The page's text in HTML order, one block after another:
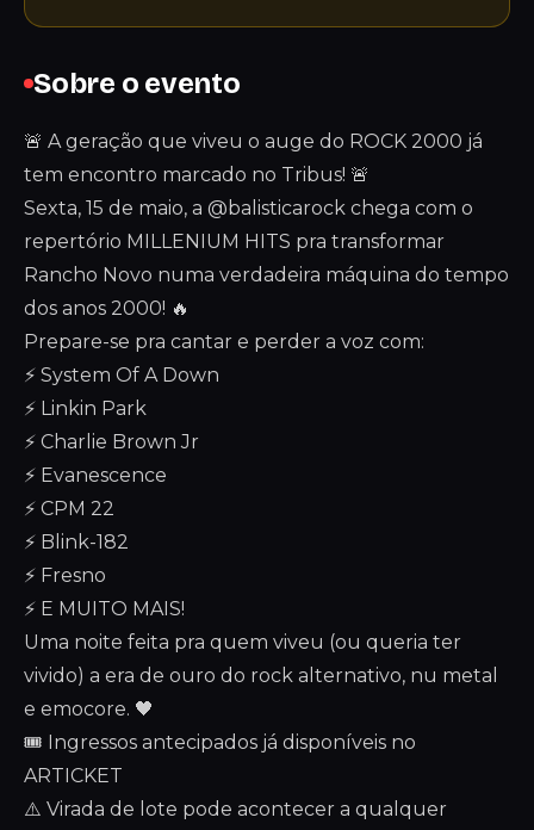
Sobre o evento
🚨 A geração que viveu o auge do ROCK 2000 já
tem encontro marcado no Tribus! 🚨
Sexta, 15 de maio, a @balisticarock chega com o
repertório MILLENIUM HITS pra transformar
Rancho Novo numa verdadeira máquina do tempo
dos anos 2000! 🔥
Prepare-se pra cantar e perder a voz com:
⚡ System Of A Down
⚡ Linkin Park
⚡ Charlie Brown Jr
⚡ Evanescence
⚡ CPM 22
⚡ Blink-182
⚡ Fresno
⚡ E MUITO MAIS!
Uma noite feita pra quem viveu (ou queria ter
vivido) a era de ouro do rock alternativo, nu metal
e emocore. 🖤
🎟️ Ingressos antecipados já disponíveis no
ARTICKET
⚠️ Virada de lote pode acontecer a qualquer